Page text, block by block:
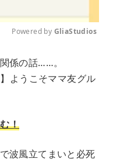
t
Powered by GliaStudios
係の話……。
ようこそママ友グル
！
波風立てまいと必死